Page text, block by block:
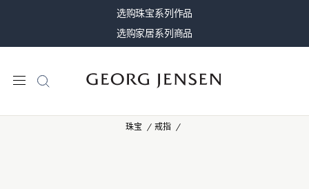
选购珠宝系列作品
选购家居系列商品
珠宝 戒指